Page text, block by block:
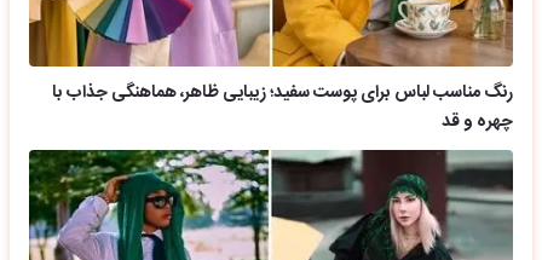
رنگ مناسب لباس برای پوست سفید؛ زیبایی ظاهر، هماهنگی جذاب با
چهره و قد